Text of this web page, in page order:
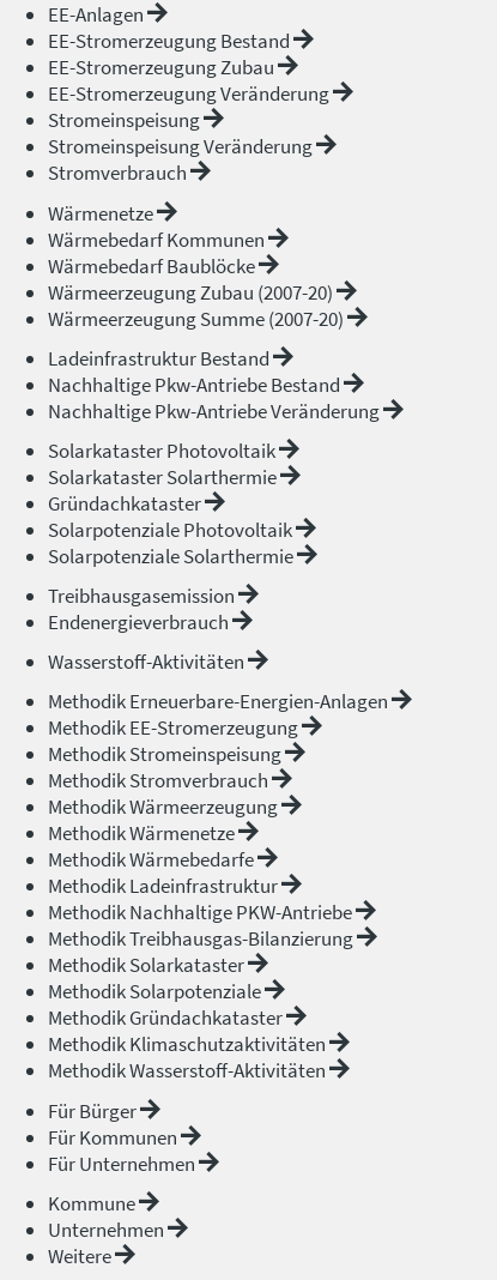
EE-Anlagen
EE-Stromerzeugung Bestand
EE-Stromerzeugung Zubau
EE-Stromerzeugung Veränderung
Stromeinspeisung
Stromeinspeisung Veränderung
Stromverbrauch
Wärmenetze
Wärmebedarf Kommunen
Wärmebedarf Baublöcke
Wärmeerzeugung Zubau (2007-20)
Wärmeerzeugung Summe (2007-20)
Ladeinfrastruktur Bestand
Nachhaltige Pkw-Antriebe Bestand
Nachhaltige Pkw-Antriebe Veränderung
Solarkataster Photovoltaik
Solarkataster Solarthermie
Gründachkataster
Solarpotenziale Photovoltaik
Solarpotenziale Solarthermie
Treibhausgasemission
Endenergieverbrauch
Wasserstoff-Aktivitäten
Methodik Erneuerbare-Energien-Anlagen
Methodik EE-Stromerzeugung
Methodik Stromeinspeisung
Methodik Stromverbrauch
Methodik Wärmeerzeugung
Methodik Wärmenetze
Methodik Wärmebedarfe
Methodik Ladeinfrastruktur
Methodik Nachhaltige PKW-Antriebe
Methodik Treibhausgas-Bilanzierung
Methodik Solarkataster
Methodik Solarpotenziale
Methodik Gründachkataster
Methodik Klimaschutzaktivitäten
Methodik Wasserstoff-Aktivitäten
Für Bürger
Für Kommunen
Für Unternehmen
Kommune
Unternehmen
Weitere